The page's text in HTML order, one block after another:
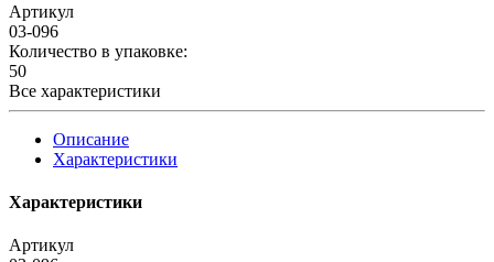
Артикул
03-096
Количество в упаковке:
50
Все характеристики
Описание
Характеристики
Характеристики
Артикул